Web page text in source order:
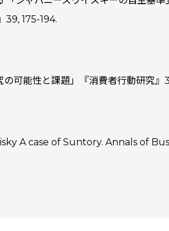
39, 175-194.
可能性と課題」『消費者行動研究
A case of Suntory. Annals of